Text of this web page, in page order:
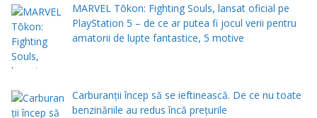
MARVEL Tōkon: Fighting Souls, lansat oficial pe
PlayStation 5 – de ce ar putea fi jocul verii pentru
amatorii de lupte fantastice, 5 motive
Carburanții încep să se ieftinească. De ce nu toate
benzinăriile au redus încă prețurile